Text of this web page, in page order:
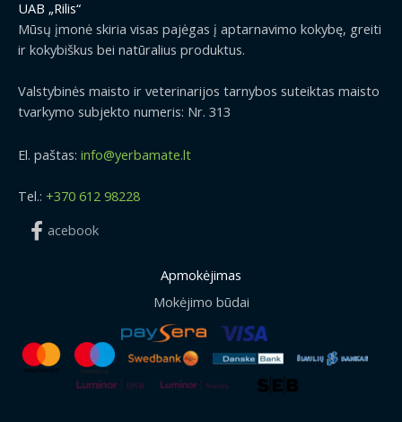
UAB „Rilis“
Mūsų įmonė skiria visas pajėgas į aptarnavimo kokybę, greiti
ir kokybiškus bei natūralius produktus.
Valstybinės maisto ir veterinarijos tarnybos suteiktas maisto
tvarkymo subjekto numeris: Nr. 313
El. paštas: info@yerbamate.lt
Tel.: +370 612 98228
acebook
Apmokėjimas
Mokėjimo būdai